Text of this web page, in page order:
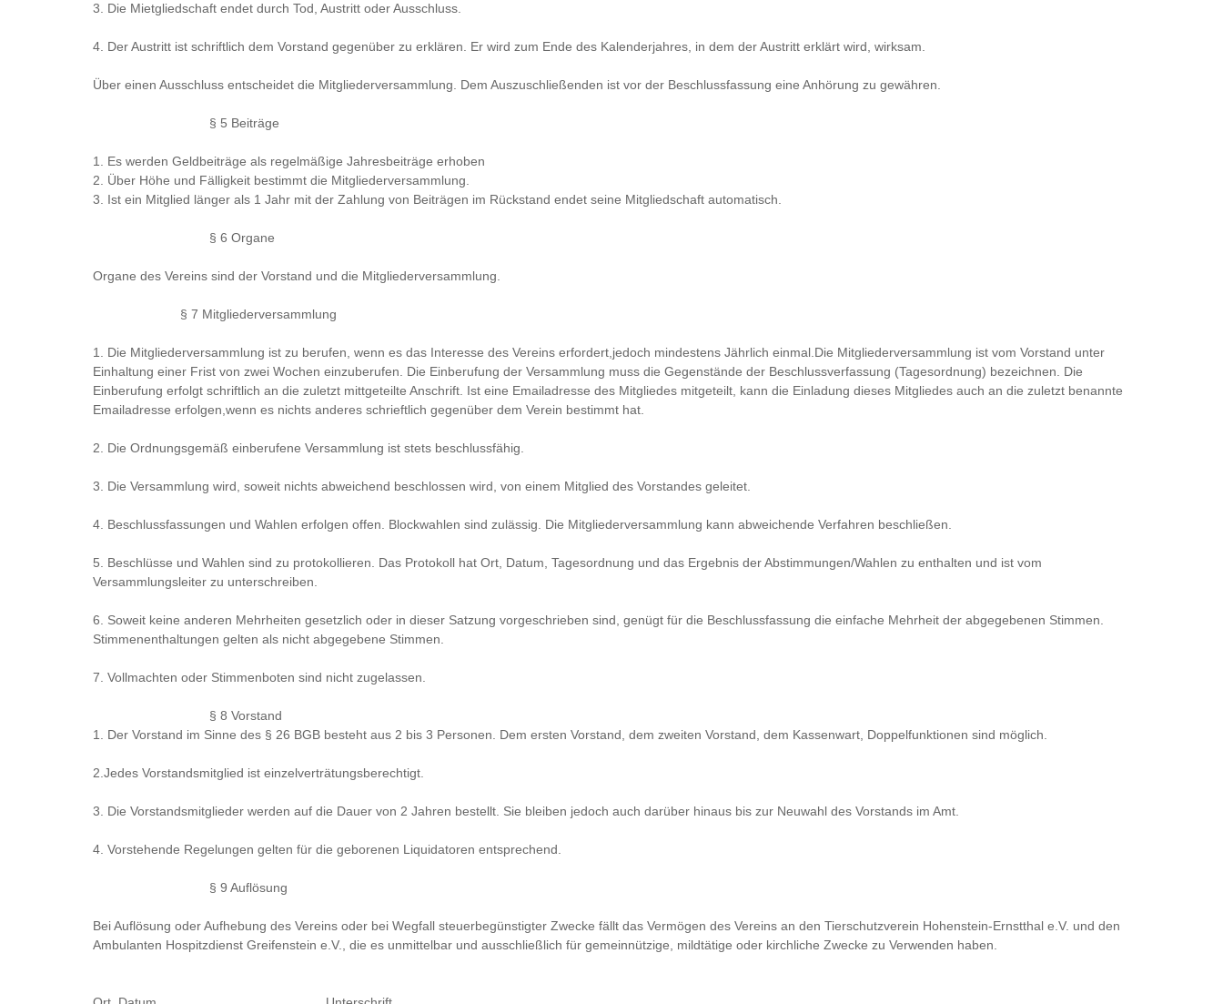
3. Die Mietgliedschaft endet durch Tod, Austritt oder Ausschluss.
4. Der Austritt ist schriftlich dem Vorstand gegenüber zu erklären. Er wird zum Ende des Kalenderjahres, in dem der Austritt erklärt wird, wirksam.
Über einen Ausschluss entscheidet die Mitgliederversammlung. Dem Auszuschließenden ist vor der Beschlussfassung eine Anhörung zu gewähren.
§ 5 Beiträge
1. Es werden Geldbeiträge als regelmäßige Jahresbeiträge erhoben
2. Über Höhe und Fälligkeit bestimmt die Mitgliederversammlung.
3. Ist ein Mitglied länger als 1 Jahr mit der Zahlung von Beiträgen im Rückstand endet seine Mitgliedschaft automatisch.
§ 6 Organe
Organe des Vereins sind der Vorstand und die Mitgliederversammlung.
§ 7 Mitgliederversammlung
1. Die Mitgliederversammlung ist zu berufen, wenn es das Interesse des Vereins erfordert,jedoch mindestens Jährlich einmal.Die Mitgliederversammlung ist vom Vorstand unter
Einhaltung einer Frist von zwei Wochen einzuberufen. Die Einberufung der Versammlung muss die Gegenstände der Beschlussverfassung (Tagesordnung) bezeichnen. Die
Einberufung erfolgt schriftlich an die zuletzt mittgeteilte Anschrift. Ist eine Emailadresse des Mitgliedes mitgeteilt, kann die Einladung dieses Mitgliedes auch an die zuletzt benannte
Emailadresse erfolgen,wenn es nichts anderes schrieftlich gegenüber dem Verein bestimmt hat.
2. Die Ordnungsgemäß einberufene Versammlung ist stets beschlussfähig.
3. Die Versammlung wird, soweit nichts abweichend beschlossen wird, von einem Mitglied des Vorstandes geleitet.
4. Beschlussfassungen und Wahlen erfolgen offen. Blockwahlen sind zulässig. Die Mitgliederversammlung kann abweichende Verfahren beschließen.
5. Beschlüsse und Wahlen sind zu protokollieren. Das Protokoll hat Ort, Datum, Tagesordnung und das Ergebnis der Abstimmungen/Wahlen zu enthalten und ist vom
Versammlungsleiter zu unterschreiben.
6. Soweit keine anderen Mehrheiten gesetzlich oder in dieser Satzung vorgeschrieben sind, genügt für die Beschlussfassung die einfache Mehrheit der abgegebenen Stimmen.
Stimmenenthaltungen gelten als nicht abgegebene Stimmen.
7. Vollmachten oder Stimmenboten sind nicht zugelassen.
§ 8 Vorstand
1. Der Vorstand im Sinne des § 26 BGB besteht aus 2 bis 3 Personen. Dem ersten Vorstand, dem zweiten Vorstand, dem Kassenwart, Doppelfunktionen sind möglich.
2.Jedes Vorstandsmitglied ist einzelverträtungsberechtigt.
3. Die Vorstandsmitglieder werden auf die Dauer von 2 Jahren bestellt. Sie bleiben jedoch auch darüber hinaus bis zur Neuwahl des Vorstands im Amt.
4. Vorstehende Regelungen gelten für die geborenen Liquidatoren entsprechend.
§ 9 Auflösung
Bei Auflösung oder Aufhebung des Vereins oder bei Wegfall steuerbegünstigter Zwecke fällt das Vermögen des Vereins an den Tierschutzverein Hohenstein-Ernstthal e.V. und den
Ambulanten Hospitzdienst Greifenstein e.V., die es unmittelbar und ausschließlich für gemeinnützige, mildtätige oder kirchliche Zwecke zu Verwenden haben.